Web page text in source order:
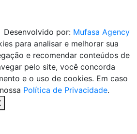
Desenvolvido por: Mufasa Agency
para analisar e melhorar sua
e recomendar conteúdos de
pelo site, você concorda
e o uso de cookies. Em caso
Política de Privacidade.